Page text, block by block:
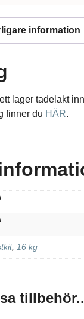
information
lager tadelakt
finner du HÄR.
, 16 kg